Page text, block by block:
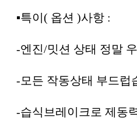
▪︎특이( 옵션 )사항 :
-엔진/밋션 상태 정말
-모든 작동상태 부드럽
-습식브레이크로 제동